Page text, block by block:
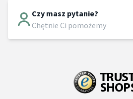
Czy masz pytanie?
Chętnie Ci pomożemy